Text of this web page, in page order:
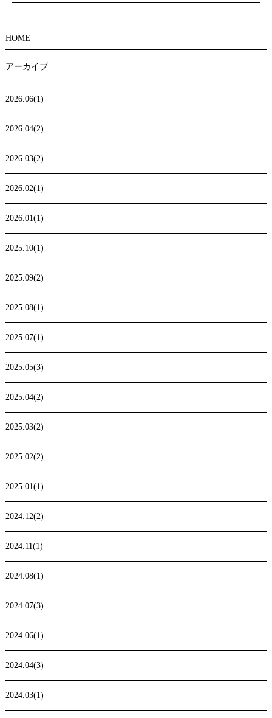
HOME
アーカイブ
2026.06(1)
2026.04(2)
2026.03(2)
2026.02(1)
2026.01(1)
2025.10(1)
2025.09(2)
2025.08(1)
2025.07(1)
2025.05(3)
2025.04(2)
2025.03(2)
2025.02(2)
2025.01(1)
2024.12(2)
2024.11(1)
2024.08(1)
2024.07(3)
2024.06(1)
2024.04(3)
2024.03(1)